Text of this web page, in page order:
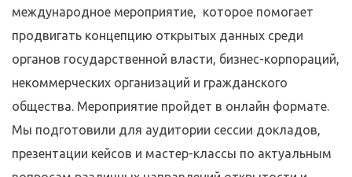
международное мероприятие, которое помогает
продвигать концепцию открытых данных среди
органов государственной власти, бизнес-корпораций,
некоммерческих организаций и гражданского
общества. Мероприятие пройдет в онлайн формате.
Мы подготовили для аудитории сессии докладов,
презентации кейсов и мастер-классы по актуальным